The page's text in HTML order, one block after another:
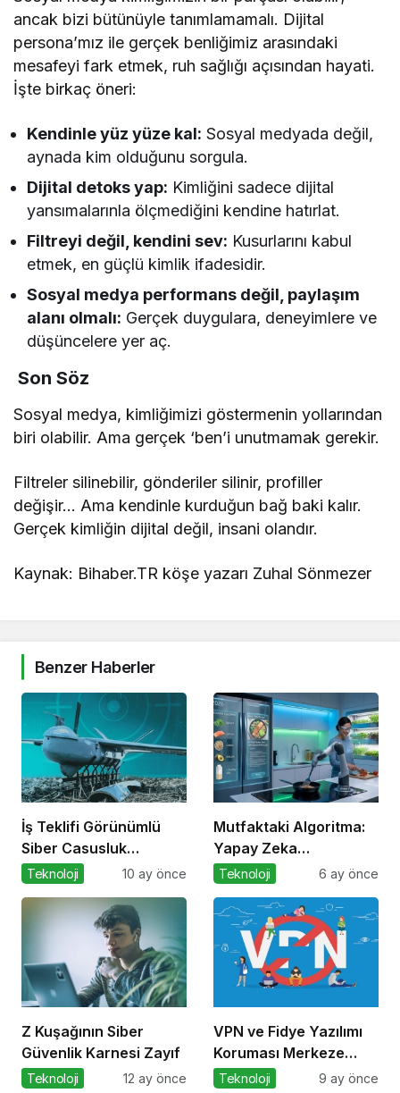
ancak bizi bütünüyle tanımlamamalı. Dijital
persona’mız ile gerçek benliğimiz arasındaki
mesafeyi fark etmek, ruh sağlığı açısından hayati.
İşte birkaç öneri:
Kendinle yüz yüze kal: Sosyal medyada değil,
aynada kim olduğunu sorgula.
Dijital detoks yap: Kimliğini sadece dijital
yansımalarınla ölçmediğini kendine hatırlat.
Filtreyi değil, kendini sev: Kusurlarını kabul
etmek, en güçlü kimlik ifadesidir.
Sosyal medya performans değil, paylaşım
alanı olmalı: Gerçek duygulara, deneyimlere ve
düşüncelere yer aç.
Son Söz
Sosyal medya, kimliğimizi göstermenin yollarından
biri olabilir. Ama gerçek ‘ben’i unutmamak gerekir.
Filtreler silinebilir, gönderiler silinir, profiller
değişir… Ama kendinle kurduğun bağ baki kalır.
Gerçek kimliğin dijital değil, insani olandır.
Kaynak: Bihaber.TR köşe yazarı Zuhal Sönmezer
Benzer Haberler
İş Teklifi Görünümlü
Siber Casusluk
Operasyonu
Teknoloji 10 ay önce
Mutfaktaki Algoritma:
Yapay Zeka
Gastronomiyi Nasıl
Teknoloji 6 ay önce
Z Kuşağının Siber
Güvenlik Karnesi Zayıf
Teknoloji 12 ay önce
VPN ve Fidye Yazılımı
Koruması Merkeze
Alındı
Teknoloji 9 ay önce